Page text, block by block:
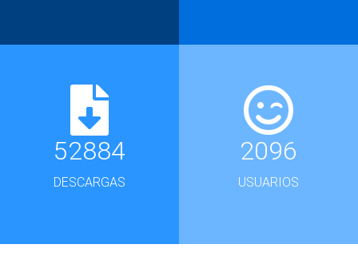
52884
DESCARGAS
2096
USUARIOS